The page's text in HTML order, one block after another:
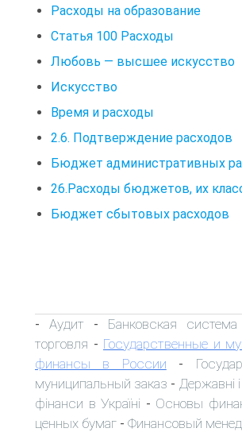
Расходы на образование
Статья 100 Расходы
Любовь — высшее искусство
Искусство
Время и расходы
2.6. Подтверждение расходов
Бюджет административных
26.Расходы бюджетов, их
Бюджет сбытовых расходов
- Аудит - Банковская система
торговля - Государственные и
финансы в России -
муниципальный заказ - Державні
фінанси в Україні - Основы
ценных бумаг - Финансовый